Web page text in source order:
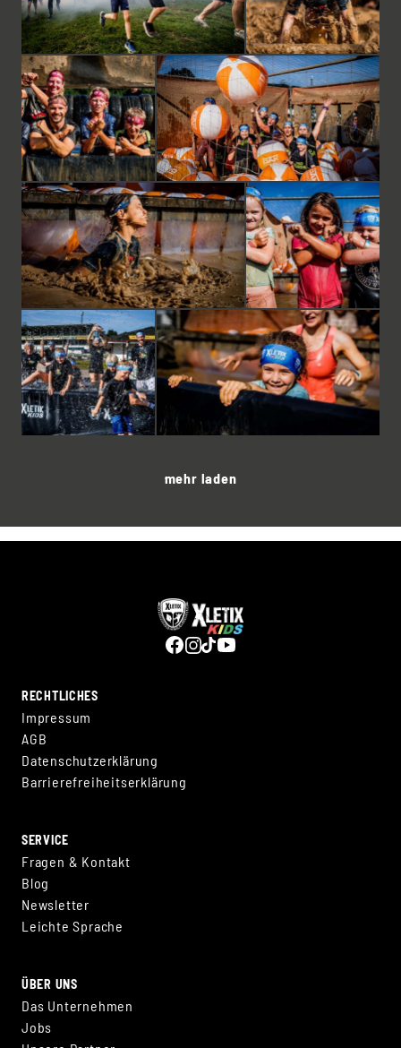
mehr laden
RECHTLICHES
Impressum
AGB
Datenschutzerklärung
Barrierefreiheitserklärung
SERVICE
Fragen & Kontakt
Blog
Newsletter
Leichte Sprache
ÜBER UNS
Das Unternehmen
Jobs